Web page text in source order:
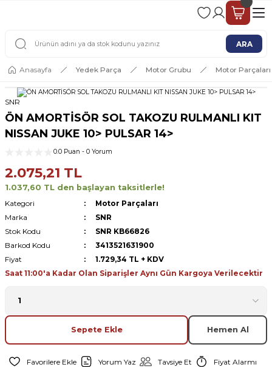
2 - 4 İŞ GÜNÜ İÇERİSİNDE KARGO
ARA
Anasayfa Yedek Parça Motor Grubu Motor Parçaları
SNR
ÖN AMORTİSÖR SOL TAKOZU RULMANLI KIT
NISSAN JUKE 10> PULSAR 14>
0.0 Puan - 0 Yorum
2.075,21 TL
1.037,60 TL den başlayan taksitlerle!
Kategori
Motor Parçaları
Marka
SNR
Stok Kodu
SNR KB66826
Barkod Kodu
3413521631900
Fiyat
1.729,34 TL + KDV
Saat 11:00'a Kadar Olan Siparişler Aynı Gün Kargoya Verilecektir
Sepete Ekle Hemen Al
Yorum Yaz Tavsiye Et Fiyat Alarmı